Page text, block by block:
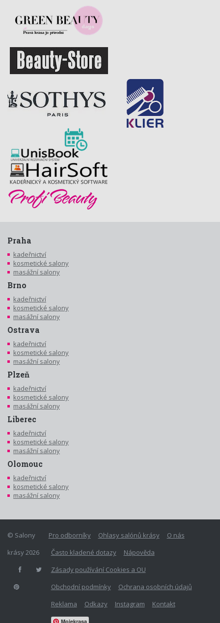
Praha
kadeřnictví
kosmetické salony
masážní salony
Brno
kadeřnictví
kosmetické salony
masážní salony
Ostrava
kadeřnictví
kosmetické salony
masážní salony
Plzeň
kadeřnictví
kosmetické salony
masážní salony
Liberec
kadeřnictví
kosmetické salony
masážní salony
Olomouc
kadeřnictví
kosmetické salony
masážní salony
Pro odborníky Ohlasy salónů krásy
O nás
Často kladené dotazy
Nápověda
Zásady používání Cookies a OU
Obchodní podmínky
Ochrana osobních údajů
Reklama
Odkazy Instagram Kontakt
Mojekrasa
© Salony
krásy 2026